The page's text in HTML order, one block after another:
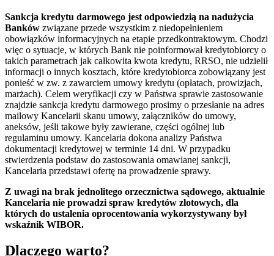
Sankcja kredytu darmowego jest odpowiedzią na nadużycia
Banków związane przede wszystkim z niedopełnieniem
obowiązków informacyjnych na etapie przedkontraktowym. Chodzi
więc o sytuacje, w których Bank nie poinformował kredytobiorcy o
takich parametrach jak całkowita kwota kredytu, RRSO, nie udzielił
informacji o innych kosztach, które kredytobiorca zobowiązany jest
ponieść w zw. z zawarciem umowy kredytu (opłatach, prowizjach,
marżach). Celem weryfikacji czy w Państwa sprawie zastosowanie
znajdzie sankcja kredytu darmowego prosimy o przesłanie na adres
mailowy Kancelarii skanu umowy, załączników do umowy,
aneksów, jeśli takowe były zawierane, części ogólnej lub
regulaminu umowy. Kancelaria dokona analizy Państwa
dokumentacji kredytowej w terminie 14 dni. W przypadku
stwierdzenia podstaw do zastosowania omawianej sankcji,
Kancelaria przedstawi ofertę na prowadzenie sprawy.
Z uwagi na brak jednolitego orzecznictwa sądowego, aktualnie
Kancelaria nie prowadzi spraw kredytów złotowych, dla
których do ustalenia oprocentowania wykorzystywany był
wskaźnik WIBOR.
Dlaczego warto?